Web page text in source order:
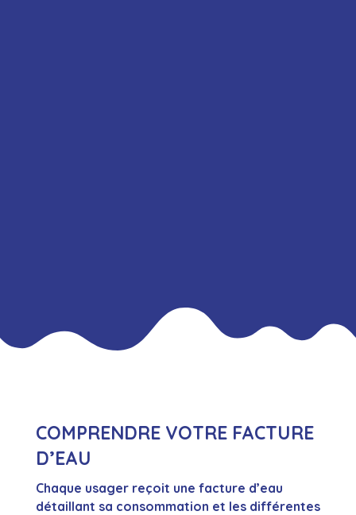
COMPRENDRE VOTRE FACTURE
D’EAU
Chaque usager reçoit une facture d’eau
détaillant sa consommation et les différentes